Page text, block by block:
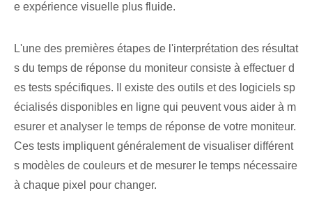
e expérience visuelle plus fluide.
L'une des premières étapes de l'interprétation des résultat
s du temps de réponse du moniteur consiste à effectuer d
es tests spécifiques. Il existe des outils et des logiciels sp
écialisés disponibles en ligne qui peuvent vous aider à m
esurer et analyser le temps de réponse de votre moniteur.
Ces tests impliquent généralement de visualiser différent
s modèles de couleurs et de mesurer le temps nécessaire
à chaque pixel pour changer.